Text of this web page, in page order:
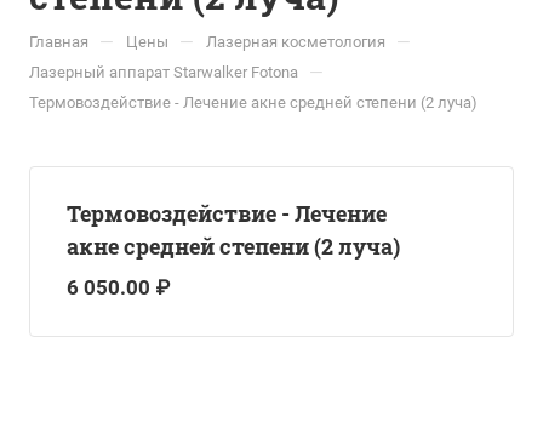
Главная — Цены — Лазерная косметология —
Лазерный аппарат Starwalker Fotona —
Термовоздействие - Лечение акне средней степени (2 луча)
Термовоздействие - Лечение
акне средней степени (2 луча)
6 050.00 ₽